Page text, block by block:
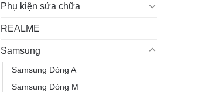
Phụ kiện sửa chữa
REALME
Samsung
Samsung Dòng A
Samsung Dòng M